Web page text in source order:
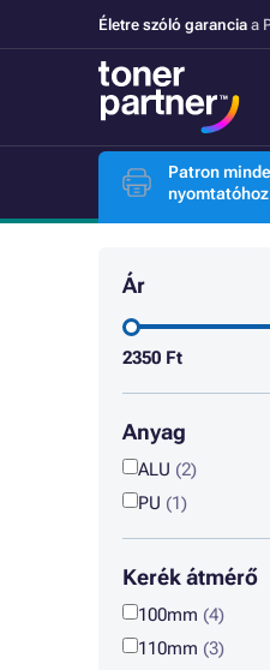
Életre szóló garancia a
Patron
nyomtatóhoz
Ár
2350 Ft
Anyag
ALU (2)
PU (1)
Kerék átmérő
100mm (4)
110mm (3)